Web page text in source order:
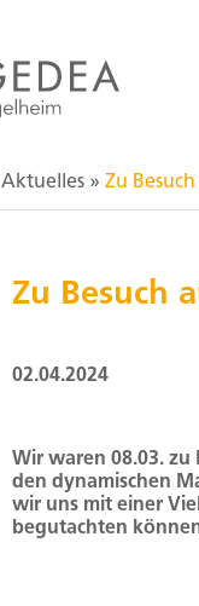
Aktuelles » Zu
Zu Besuch
02.04.2024
Wir waren 08.03. zu
den dynamischen
wir uns mit einer
begutachten